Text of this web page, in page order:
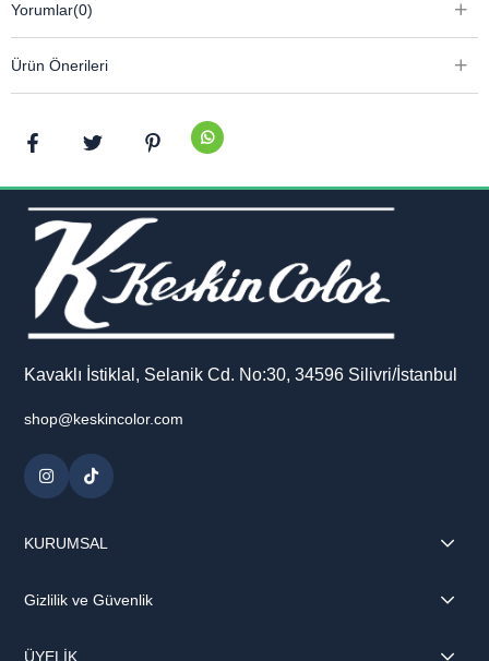
Yorumlar(0)
Ürün Önerileri
Kavaklı İstiklal, Selanik Cd. No:30, 34596 Silivri/İstanbul
shop@keskincolor.com
KURUMSAL
Gizlilik ve Güvenlik
ÜYELİK